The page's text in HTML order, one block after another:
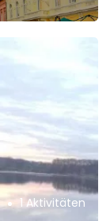
1 Aktivitäten